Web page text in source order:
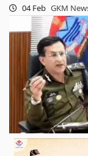
04 Feb GKM